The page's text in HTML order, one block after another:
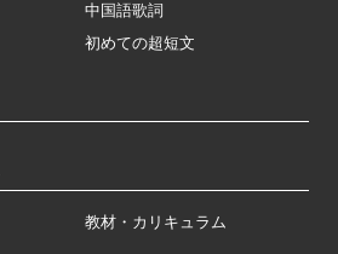
中国語歌詞
初めての超短文
教材・カリキュラム